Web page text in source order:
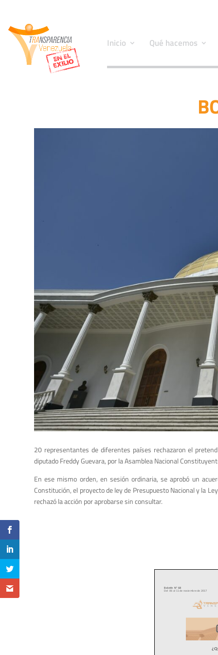
Inicio Qué hacemos
20 representantes de diferentes países rechazaron el
diputado Freddy Guevara, por la Asamblea Nacional
En ese mismo orden, en sesión ordinaria, se aprobó un
Constitución, el proyecto de ley de Presupuesto Nacional y la
rechazó la acción por aprobarse sin consultar.